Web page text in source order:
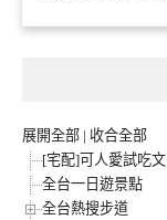
展開全部 | 收合全部
[宅配]可人愛試吃文
全台一日遊景點
全台熱搜步道